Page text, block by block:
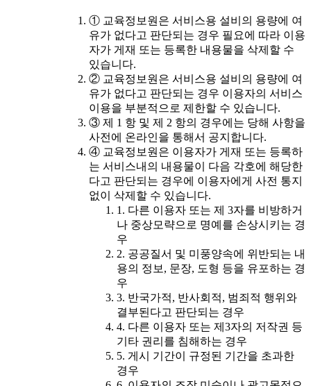
① 교육정보원은 서비스용 설비의 용량에 여
유가 없다고 판단되는 경우 필요에 따라 이용
자가 게재 또는 등록한 내용물을 삭제할 수
있습니다.
② 교육정보원은 서비스용 설비의 용량에 여
유가 없다고 판단되는 경우 이용자의 서비스
이용을 부분적으로 제한할 수 있습니다.
③ 제 1 항 및 제 2 항의 경우에는 당해 사항을
사전에 온라인을 통해서 공지합니다.
④ 교육정보원은 이용자가 게재 또는 등록하
는 서비스내의 내용물이 다음 각호에 해당한
다고 판단되는 경우에 이용자에게 사전 통지
없이 삭제할 수 있습니다.
1. 다른 이용자 또는 제 3자를 비방하거
나 중상모략으로 명예를 손상시키는 경
우
2. 공공질서 및 미풍양속에 위반되는 내
용의 정보, 문장, 도형 등을 유포하는 경
우
3. 반국가적, 반사회적, 범죄적 행위와
결부된다고 판단되는 경우
4. 다른 이용자 또는 제3자의 저작권 등
기타 권리를 침해하는 경우
5. 게시 기간이 규정된 기간을 초과한
경우